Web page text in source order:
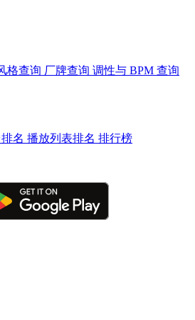
格查询 厂牌查询 调性与 BPM 查询
名 播放列表排名 排行榜